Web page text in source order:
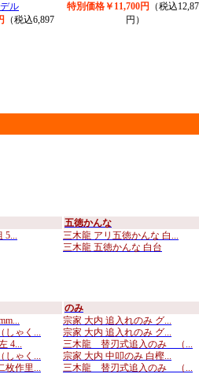
ル
（税込6,897
特別価格￥11,700円
（税込
円）
5...
五徳かんな
三木龍 アリ五徳かんな 白...
三木龍 五徳かんな 白台
しゃく...
4...
しゃく...
枚作里...
のみ
宗家 大内 追入れのみ グ...
宗家 大内 追入れのみ グ...
三木龍 替刃式追入のみ （...
宗家 大内 中叩のみ 白樫...
三木龍 替刃式追入のみ （...